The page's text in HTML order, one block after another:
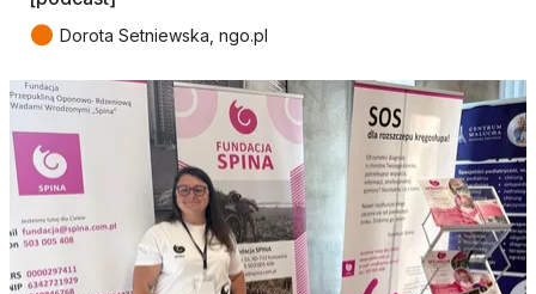
● Dorota Setniewska, ngo.pl